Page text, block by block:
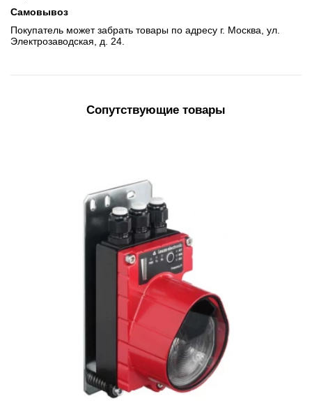
Самовывоз
Покупатель может забрать товары по адресу г. Москва, ул.
Электрозаводская, д. 24.
Сопутствующие товары